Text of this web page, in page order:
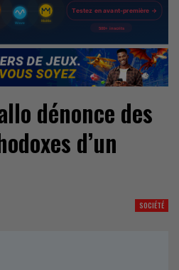
dénonce des
d’un
SOCIÉTÉ